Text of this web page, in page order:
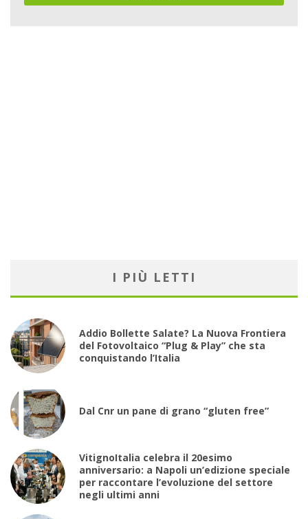
I PIÙ LETTI
Addio Bollette Salate? La Nuova Frontiera
del Fotovoltaico “Plug & Play” che sta
conquistando l’Italia
Dal Cnr un pane di grano “gluten free”
VitignoItalia celebra il 20esimo
anniversario: a Napoli un’edizione speciale
per raccontare l’evoluzione del settore
negli ultimi anni